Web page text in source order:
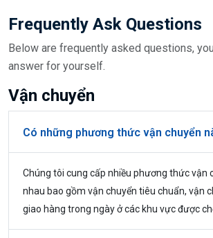
Frequently Ask Questions
Below are frequently asked questions,
answer for yourself.
Vận chuyển
Có những phương thức vận chuyển
Chúng tôi cung cấp nhiều phương thức vận
nhau bao gồm vận chuyển tiêu chuẩn, vận
giao hàng trong ngày ở các khu vực được